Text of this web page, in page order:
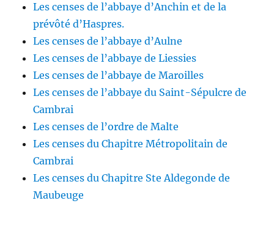
Les censes de l’abbaye d’Anchin et de la
prévôté d’Haspres.
Les censes de l’abbaye d’Aulne
Les censes de l’abbaye de Liessies
Les censes de l’abbaye de Maroilles
Les censes de l’abbaye du Saint-Sépulcre de
Cambrai
Les censes de l’ordre de Malte
Les censes du Chapitre Métropolitain de
Cambrai
Les censes du Chapitre Ste Aldegonde de
Maubeuge